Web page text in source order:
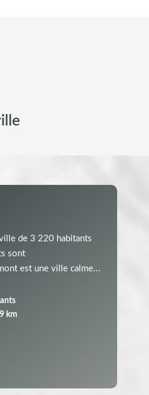
de 3 220 habitants
sont
est une ville calme...
9 km